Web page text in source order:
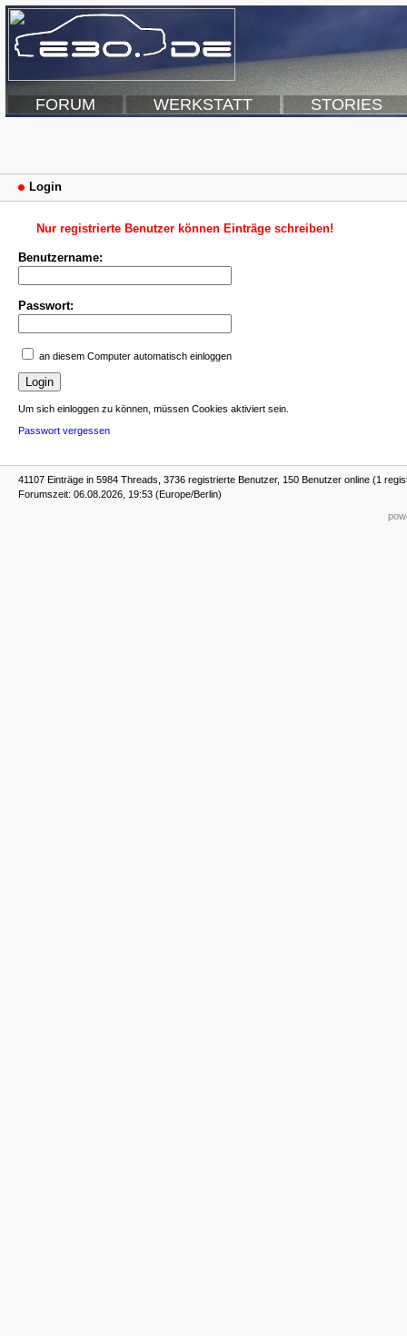
FORUM WERKSTATT STORIES
Login
Nur registrierte Benutzer können Einträge schreiben!
Benutzername:
Passwort:
an diesem Computer automatisch einloggen
Um sich einloggen zu können, müssen Cookies aktiviert sein.
Passwort vergessen
41107 Einträge in 5984 Threads, 3736 registrierte Benutzer, 150 Benutzer online (1
Forumszeit: 06.08.2026, 19:53 (Europe/Berlin)